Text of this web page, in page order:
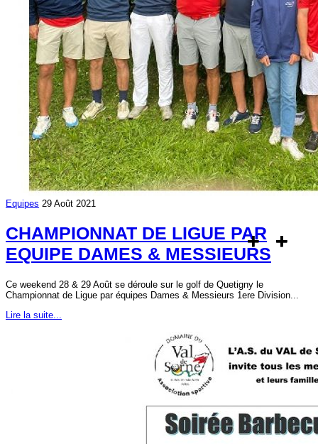
Equipes 29 Août 2021
CHAMPIONNAT DE LIGUE PAR
EQUIPE DAMES & MESSIEURS
Ce weekend 28 & 29 Août se déroule sur le golf de Quetigny le
Championnat de Ligue par équipes Dames & Messieurs 1ere Division...
Lire la suite...